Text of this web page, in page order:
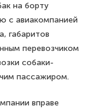
на борту
с авиакомпанией
габаритов
перевозчиком
собаки-
пассажиром.
вправе